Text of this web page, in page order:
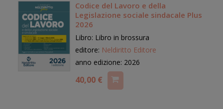
Codice del Lavoro e della
Legislazione sociale sindacale Plus
2026
Libro: Libro in brossura
editore: Neldiritto Editore
anno edizione: 2026
40,00 €